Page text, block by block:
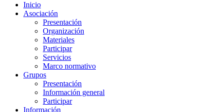
Inicio
Asociación
Presentación
Organización
Materiales
Participar
Servicios
Marco normativo
Grupos
Presentación
Información general
Participar
Información